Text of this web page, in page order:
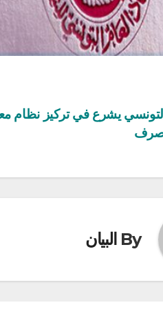
التونسي يشرع في تركيز نظام
By البيان